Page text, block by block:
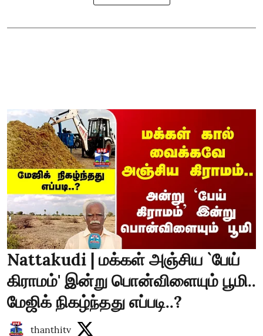
Nattakudi | மக்கள் அஞ்சிய `பேய்
கிராமம்' இன்று பொன்விளையும் பூமி..
மேஜிக் நிகழ்ந்தது எப்படி..?
thanthitv